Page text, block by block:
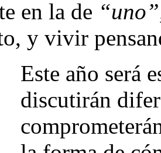
en la de
y vivir
Este año será
discutirán